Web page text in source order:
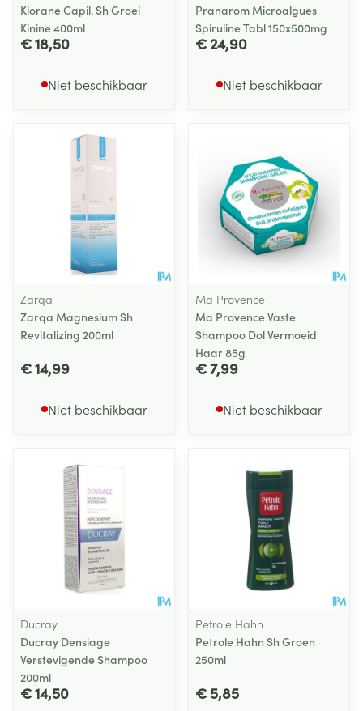
Klorane Capil. Sh Groei
Kinine 400ml
€ 18,50
Niet beschikbaar
Pranarom Microalgues
Spiruline Tabl 150x500mg
€ 24,90
Niet beschikbaar
Zarqa
Zarqa Magnesium Sh
Revitalizing 200ml
€ 14,99
Niet beschikbaar
Ma Provence
Ma Provence Vaste
Shampoo Dol Vermoeid
Haar 85g
€ 7,99
Niet beschikbaar
Ducray
Ducray Densiage
Verstevigende Shampoo
200ml
€ 14,50
Petrole Hahn
Petrole Hahn Sh Groen
250ml
€ 5,85